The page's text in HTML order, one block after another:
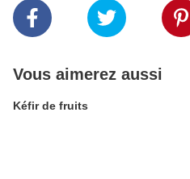
Vous aimerez aussi
Kéfir de fruits